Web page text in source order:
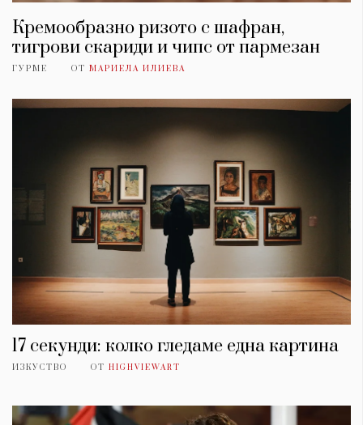
Кремообразно ризото с шафран,
тигрови скариди и чипс от пармезан
ГУРМЕ ОТ МАРИЕЛА ИЛИЕВА
17 секунди: колко гледаме една картина
ИЗКУСТВО ОТ HIGHVIEWART